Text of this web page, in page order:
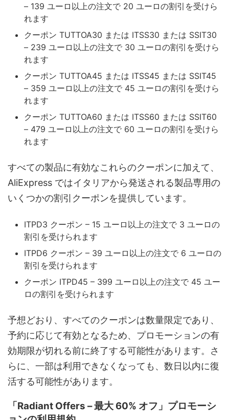
– 139 ユーロ以上の注文で 20 ユーロの割引を受けら
れます
クーポン TUTTOA30 または ITSS30 または SSIT30
– 239 ユーロ以上の注文で 30 ユーロの割引を受けら
れます
クーポン TUTTOA45 または ITSS45 または SSIT45
– 359 ユーロ以上の注文で 45 ユーロの割引を受けら
れます
クーポン TUTTOA60 または ITSS60 または SSIT60
– 479 ユーロ以上の注文で 60 ユーロの割引を受けら
れます
すべての製品に有効なこれらのクーポンに加えて、
AliExpress ではイタリアから発送される製品専用の
いくつかの割引クーポンを提供しています。
ITPD3 クーポン – 15 ユーロ以上の注文で 3 ユーロの
割引を受けられます
ITPD6 クーポン – 39 ユーロ以上の注文で 6 ユーロの
割引を受けられます
クーポン ITPD45 – 399 ユーロ以上の注文で 45 ユー
ロの割引を受けられます
予想どおり、すべてのクーポンは数量限定であり、
予約に応じて有効となるため、プロモーションの有
効期限が切れる前に終了する可能性があります。さ
らに、一部は利用できなくなっても、数日以内に復
活する可能性があります。
「Radiant Offers – 最大 60% オフ」プロモーシ